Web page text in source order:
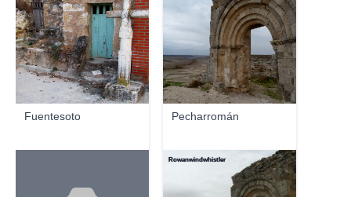
Fuentesoto Pecharromán
Rowanwindwhistler